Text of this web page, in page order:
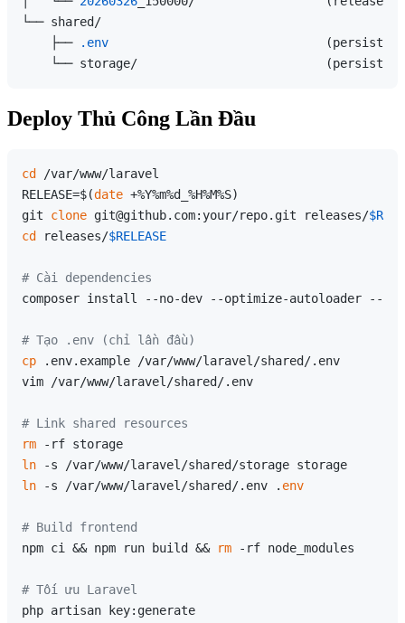
└── shared/
    ├──
.env
Deploy Thủ Công Lần Đầu
cd
/var/www/laravel
RELEASE=$(date +%Y%m%d_%H%M%S)
git clone git@github.com:your/repo.git releases/
cd
releases/$RELEASE
# Cài dependencies
composer install --no-dev --optimize-autoloader --
# Tạo .env (chỉ lần đầu)
cp .env.example /var/www/laravel/shared/.env
vim /var/www/laravel/shared/.env
# Link shared resources
rm
ln
ln -s /var/www/laravel/shared/.env . env
# Build frontend
npm ci && npm run build && rm -rf node_modules
# Tối ưu Laravel
php artisan key:generate